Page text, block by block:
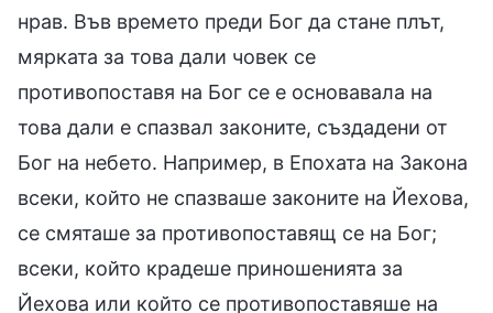
нрав. Във времето преди Бог да стане плът,
мярката за това дали човек се
противопоставя на Бог се е основавала на
това дали е спазвал законите, създадени от
Бог на небето. Например, в Епохата на Закона
всеки, който не спазваше законите на Йехова,
се смяташе за противопоставящ се на Бог;
всеки, който крадеше приношенията за
Йехова или който се противопоставяше на